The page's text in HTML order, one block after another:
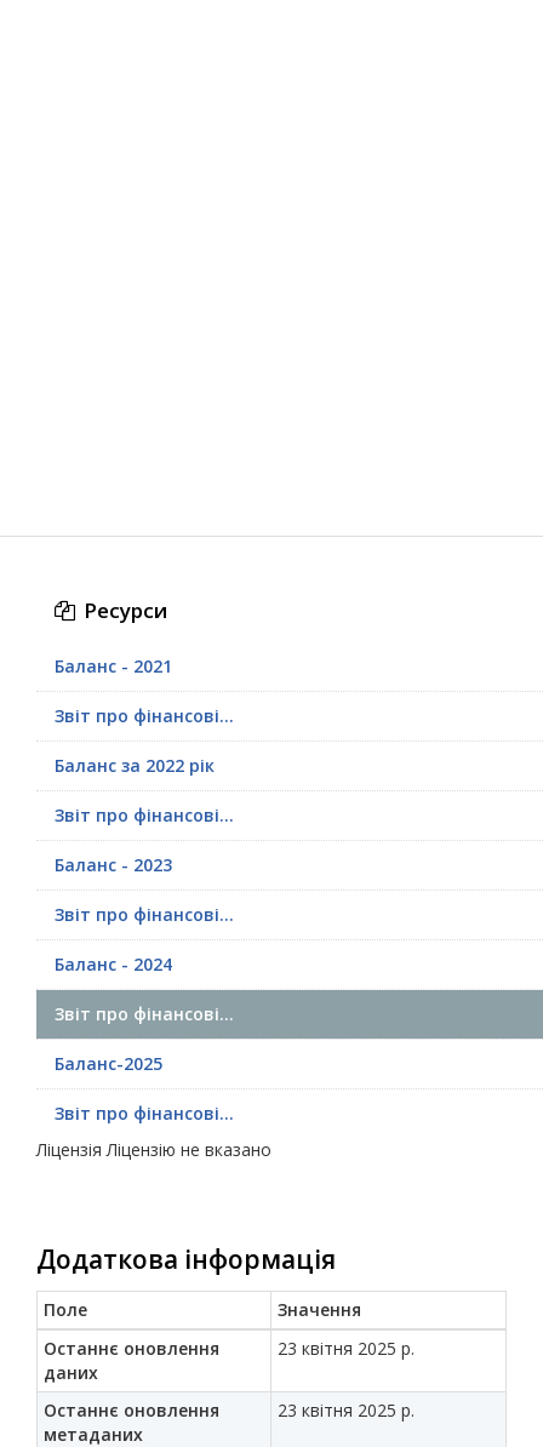
Ресурси
Баланс - 2021
Звіт про фінансові...
Баланс за 2022 рік
Звіт про фінансові...
Баланс - 2023
Звіт про фінансові...
Баланс - 2024
Звіт про фінансові...
Баланс-2025
Звіт про фінансові...
ЛіцензіяЛіцензію не вказано
Додаткова інформація
Поле
Значення
Останнє оновлення
даних
23 квітня 2025 р.
Останнє оновлення
метаданих
23 квітня 2025 р.